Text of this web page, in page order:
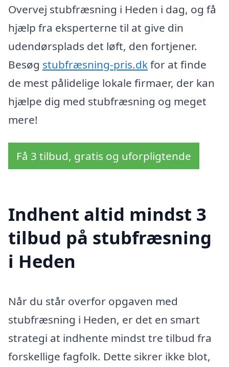
Overvej stubfræsning i Heden i dag, og få
hjælp fra eksperterne til at give din
udendørsplads det løft, den fortjener.
Besøg stubfræsning-pris.dkfor at finde
de mest pålidelige lokale firmaer, der kan
hjælpe dig med stubfræsning og meget
mere!
Få 3 tilbud, gratis og uforpligtende
Indhent altid mindst 3
tilbud på stubfræsning
i Heden
Når du står overfor opgaven med
stubfræsning i Heden, er det en smart
strategi at indhente mindst tre tilbud fra
forskellige fagfolk. Dette sikrer ikke blot,